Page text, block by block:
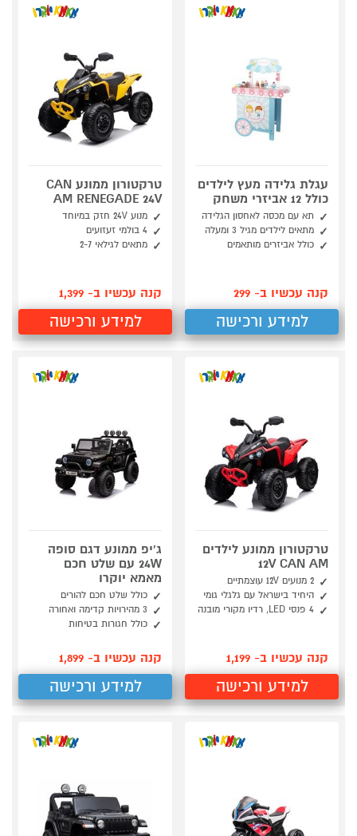
עגלת גלידה מעץ לילדים
כולל 12 אביזרי משחק
תא עם מכסה לאחסון הגלידה
מתאים לילדים מגיל 3 ומעלה
כולל אביזרים מותאמים
קנה עכשיו ב- 299
למידע ורכישה
טרקטורון ממונע CAN
AM RENEGADE 24V
מנוע 24V חזק במיוחד
4 בולמי זעזועים
מתאים לגילאי 2-7
קנה עכשיו ב- 1,399
למידע ורכישה
טרקטורון ממונע לילדים
12V CAN AM
2 מנועים 12V עוצמתיים
היחיד בישראל עם גלגלי גומי
4 פנסי LED, רדיו מקורי מובנה
קנה עכשיו ב- 1,199
למידע ורכישה
ג'יפ ממונע דגם סופה
24W עם שלט חכם
מאמא יוקרו
כולל שלט חכם להורים
3 מהירויות קדימה ואחורה
כולל חגורות בטיחות
קנה עכשיו ב- 1,899
למידע ורכישה